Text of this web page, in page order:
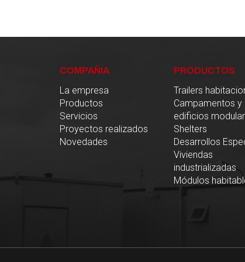
COMPAÑIA
La empresa
Productos
Servicios
Proyectos realizados
Novedades
PRODUCTOS
Trailers
Campamentos y
edificios
Shelters
Desarrollos
Viviendas
industrializadas
Módulos